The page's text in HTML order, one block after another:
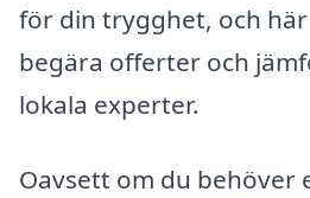
för din trygghet, och
begära offerter och
lokala experter.
Oavsett om du behöver